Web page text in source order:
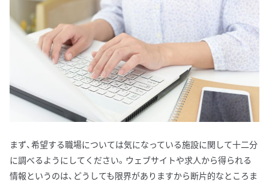
まず、希望する職場については気になっている施設に関して十二分
に調べるようにしてください。ウェブサイトや求人から得られる
情報というのは、どうしても限界がありますから断片的なところま